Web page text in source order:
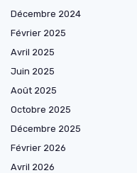
Décembre 2024
Février 2025
Avril 2025
Juin 2025
Août 2025
Octobre 2025
Décembre 2025
Février 2026
Avril 2026